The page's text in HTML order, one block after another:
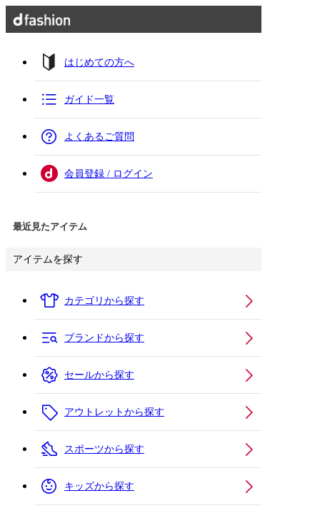
はじめての方へ
ガイド一覧
よくあるご質問
会員登録 / ログイン
最近見たアイテム
アイテムを探す
カテゴリから探す
ブランドから探す
セールから探す
アウトレットから探す
スポーツから探す
キッズから探す